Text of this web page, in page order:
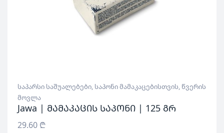
საპარსი საშუალებები საპონი მამაკაცებისთვის წვერის
მოვლა
Jawa | მამაკაცის საპონი | 125 გრ
29.60 ₾